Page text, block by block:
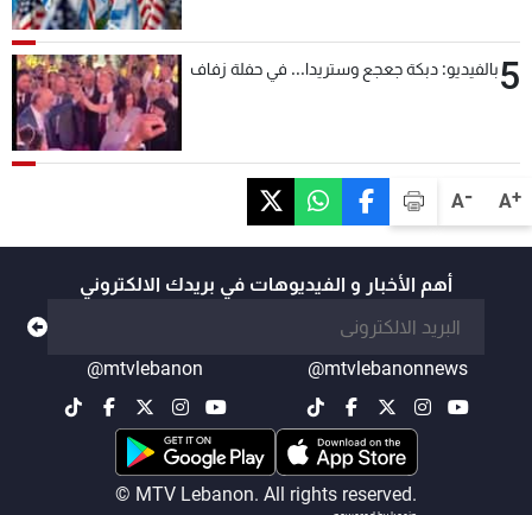
A+
A-
5بالفيديو: دبكة جعجع وستريدا... في حفلة زفاف
أهم الأخبار و الفيديوهات في بريدك الالكتروني
@mtvlebanonnews
@mtvlebanon
© MTV Lebanon. All rights reserved.